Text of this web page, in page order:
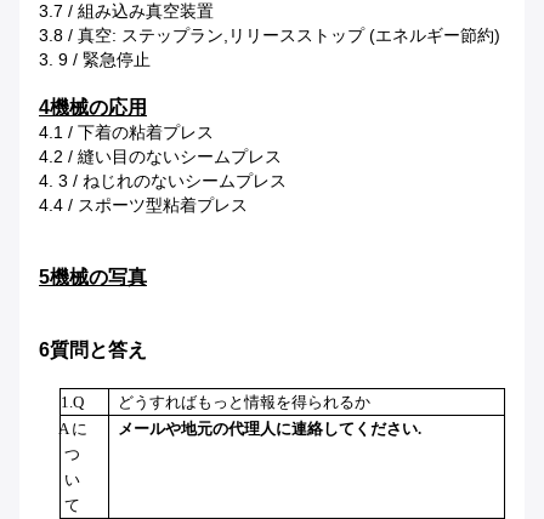
3.7 / 組み込み真空装置
3.8 / 真空: ステップラン,リリースストップ (エネルギー節約)
3. 9 / 緊急停止
4機械の応用
4.1 / 下着の粘着プレス
4.2 / 縫い目のないシームプレス
4. 3 / ねじれのないシームプレス
4.4 / スポーツ型粘着プレス
5機械の写真
6質問と答え
1.Q
どうすればもっと情報を得られるか
A に
つ
い
て
メールや地元の代理人に連絡してください.